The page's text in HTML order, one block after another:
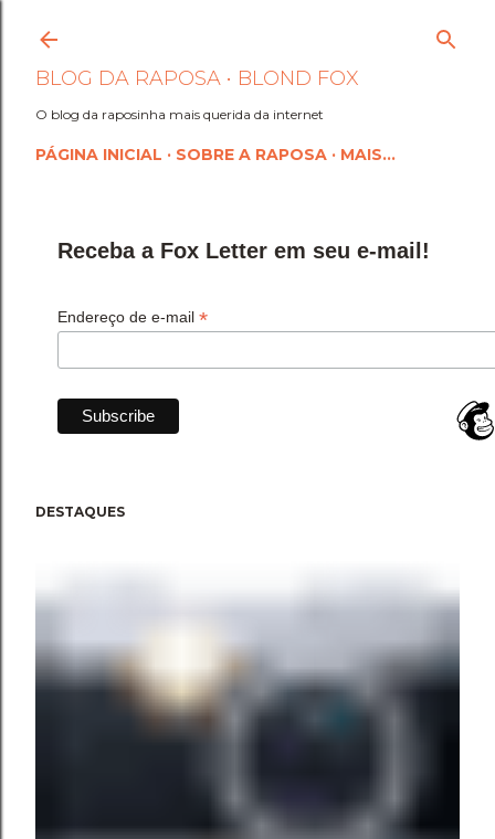
Pular para o conteúdo
BLOG DA RAPOSA • BLOND FOX
O blog da raposinha mais querida da internet
PÁGINA INICIAL SOBRE A RAPOSA MAIS…
Receba a Fox Letter em seu e-mail!
Endereço de e-mail *
DESTAQUES